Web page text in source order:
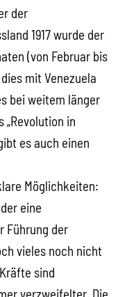
der
1917 wurde der
(von Februar bis
mit Venezuela
bei weitem länger
„Revolution in
es auch einen
Möglichkeiten:
eine
Führung der
vieles noch nicht
sind
verzweifelter. Die